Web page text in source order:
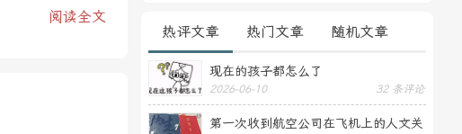
阅读全文
热评文章 热门文章 随机文章
现在的孩子都怎么了
2026-06-10 32 条评论
第一次收到航空公司在飞机上的人文关